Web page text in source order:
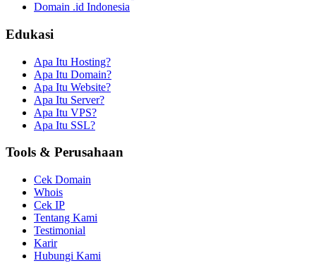
Domain .id Indonesia
Edukasi
Apa Itu Hosting?
Apa Itu Domain?
Apa Itu Website?
Apa Itu Server?
Apa Itu VPS?
Apa Itu SSL?
Tools & Perusahaan
Cek Domain
Whois
Cek IP
Tentang Kami
Testimonial
Karir
Hubungi Kami